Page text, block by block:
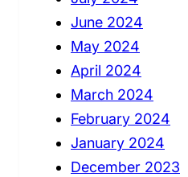
June 2024
May 2024
April 2024
March 2024
February 2024
January 2024
December 2023